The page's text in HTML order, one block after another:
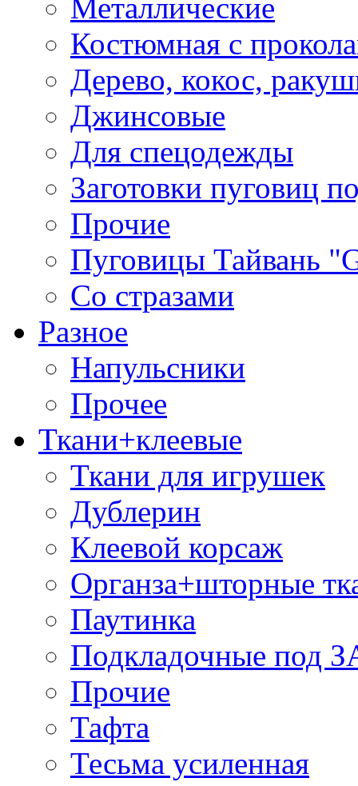
Металлические
Костюмная с
Дерево, кокос,
Джинсовые
Для спецодежды
Заготовки пуговиц
Прочие
Пуговицы Тайвань
Со стразами
Разное
Напульсники
Прочее
Ткани+клеевые
Ткани для игрушек
Дублерин
Клеевой корсаж
Органза+шторные
Паутинка
Подкладочные под
Прочие
Тафта
Тесьма усиленная